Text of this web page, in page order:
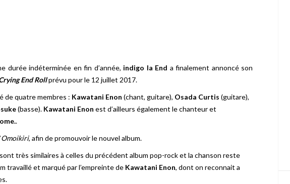
durée indéterminée en fin d’année, indigo la End a finalement annoncé son
End Rollprévu pour le 12 juillet 2017.
de quatre membres : Kawatani Enon (chant, guitare), Osada Curtis (guitare),
(basse). Kawatani Enon est d’ailleurs également le chanteur et
.
Omoikiri, afin de promouvoir le nouvel album.
très similaires à celles du précédent album pop-rock et la chanson reste
travaillé et marqué par l’empreinte de Kawatani Enon, dont on reconnait a